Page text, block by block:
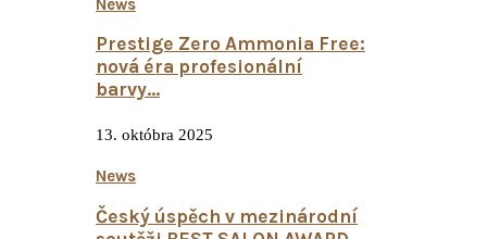
News
Prestige Zero Ammonia Free:
nová éra profesionální
barvy...
13. októbra 2025
News
Český úspěch v mezinárodní